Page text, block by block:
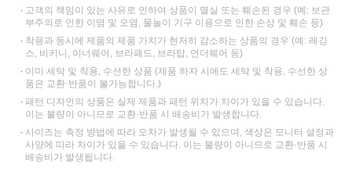
고객의 책임이 있는 사유로 인하여 상품이 멸실 또는 훼손된 경우 (예: 보관
부주의로 인한 이염 및 오염, 물놀이 기구 이용으로 인한 손상 및 훼손 등)
착용과 동시에 제품의 제품 가치가 현저히 감소하는 상품의 경우 (예: 레깅
스, 비키니, 이너웨어, 브라패드, 브라탑, 언더웨어 등)
이미 세탁 및 착용, 수선한 상품 (제품 하자 시에도 세탁 및 착용, 수선한 상
품은 교환·반품이 불가능합니다.)
패턴 디자인의 상품은 실제 제품과 패턴 위치가 차이가 있을 수 있습니다.
이는 불량이 아니므로 교환·반품 시 배송비가 발생합니다.
사이즈는 측정 방법에 따라 오차가 발생될 수 있으며, 색상은 모니터 설정과
사양에 따라 차이가 있을 수 있습니다. 이는 불량이 아니므로 교환·반품 시
배송비가 발생됩니다.